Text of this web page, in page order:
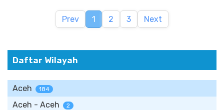
Prev 1 2 3 Next
Daftar Wilayah
Aceh 184
Aceh - Aceh 2